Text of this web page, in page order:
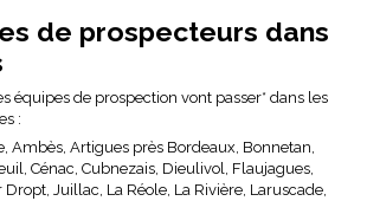
de prospecteurs dans
équipes de prospection vont passer* dans les
:
Ambès, Artigues près Bordeaux, Bonnetan,
Cénac, Cubnezais, Dieulivol, Flaujagues,
Juillac, La Réole, La Rivière, Laruscade,